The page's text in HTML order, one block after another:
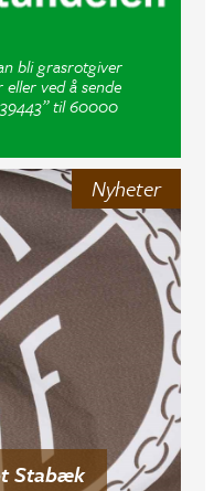
bli grasrotgiver
ved å sende
til 60000
Nyheter
Stabæk